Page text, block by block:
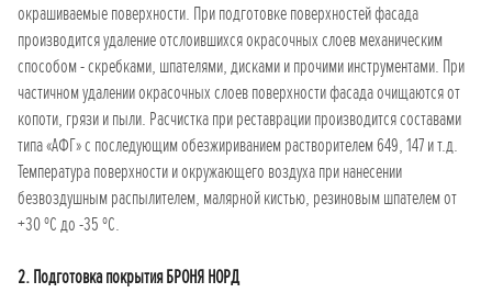
окрашиваемые поверхности. При подготовке поверхностей фасада
производится удаление отслоившихся окрасочных слоев механическим
способом - скребками, шпателями, дисками и прочими инструментами. При
частичном удалении окрасочных слоев поверхности фасада очищаются от
копоти, грязи и пыли. Расчистка при реставрации производится составами
типа «АФГ» с последующим обезжириванием растворителем 649, 147 и т.д.
Температура поверхности и окружающего воздуха при нанесении
безвоздушным распылителем, малярной кистью, резиновым шпателем от
+30 ºС до -35 ºС.
2. Подготовка покрытия БРОНЯ НОРД